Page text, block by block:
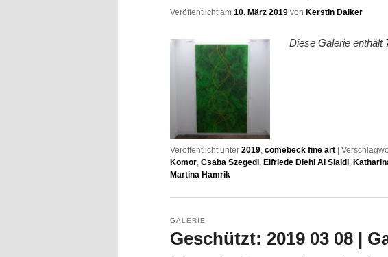
Veröffentlicht am 10. März 2019 von Kerstin Daiker
Diese Galerie enthält
Veröffentlicht unter 2019, comebeck fine art
Komor, Csaba Szegedi, Elfriede Diehl Al Siaidi,
Martina Hamrik
Geschützt: 2019 03 08 |
GALERIE